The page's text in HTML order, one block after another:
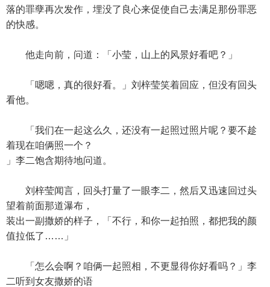
落的罪孽再次发作，埋没了良心来促使自己去满足那份罪恶
的快感。
他走向前，问道：「小莹，山上的风景好看吧？」
「嗯嗯，真的很好看。」刘梓莹笑着回应，但没有回头
看他。
「我们在一起这么久，还没有一起照过照片呢？要不趁
着现在咱俩照一个？
」李二饱含期待地问道。
刘梓莹闻言，回头打量了一眼李二，然后又迅速回过头
望着前面那道瀑布，
装出一副撒娇的样子，「不行，和你一起拍照，都把我的颜
值拉低了……」
「怎么会啊？咱俩一起照相，不更显得你好看吗？」李
二听到女友撒娇的语